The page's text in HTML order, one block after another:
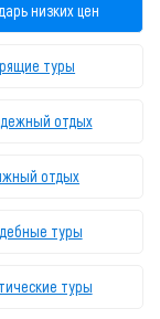
низких цен
туры
отдых
отдых
туры
туры